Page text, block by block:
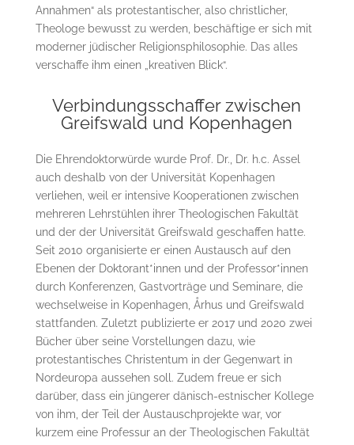
Annahmen“ als protestantischer, also christlicher,
Theologe bewusst zu werden, beschäftige er sich mit
moderner jüdischer Religionsphilosophie. Das alles
verschaffe ihm einen „kreativen Blick“.
Verbindungsschaffer zwischen
Greifswald und Kopenhagen
Die Ehrendoktorwürde wurde Prof. Dr., Dr. h.c. Assel
auch deshalb von der Universität Kopenhagen
verliehen, weil er intensive Kooperationen zwischen
mehreren Lehrstühlen ihrer Theologischen Fakultät
und der der Universität Greifswald geschaffen hatte.
Seit 2010 organisierte er einen Austausch auf den
Ebenen der Doktorant*innen und der Professor*innen
durch Konferenzen, Gastvorträge und Seminare, die
wechselweise in Kopenhagen, Århus und Greifswald
stattfanden. Zuletzt publizierte er 2017 und 2020 zwei
Bücher über seine Vorstellungen dazu, wie
protestantisches Christentum in der Gegenwart in
Nordeuropa aussehen soll. Zudem freue er sich
darüber, dass ein jüngerer dänisch-estnischer Kollege
von ihm, der Teil der Austauschprojekte war, vor
kurzem eine Professur an der Theologischen Fakultät